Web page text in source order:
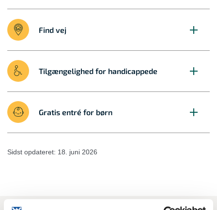
Find vej
Tilgængelighed for handicappede
Gratis entré for børn
Sidst opdateret: 18. juni 2026